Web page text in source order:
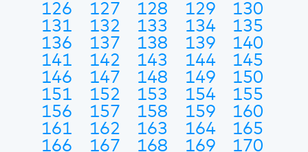
126
127 128 129
130
131
132 133 134
135
136
137 138 139
140
141
142 143 144
145
146
147 148 149
150
151
152 153 154
155
156
157 158 159
160
161
162 163 164
165
166
167 168 169
170